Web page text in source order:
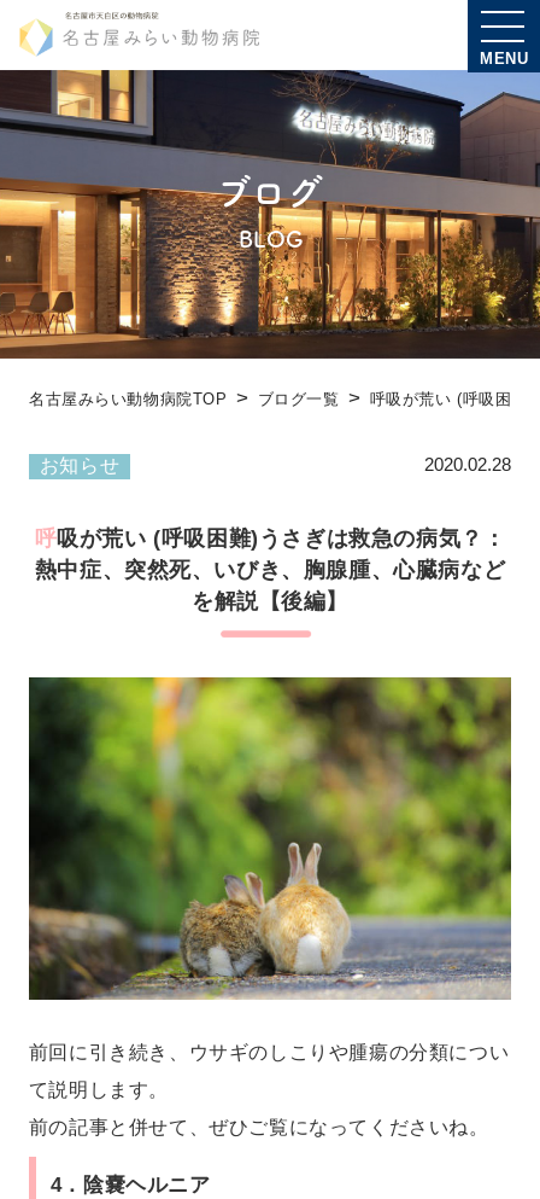
MENU
ブログ
BLOG
名古屋みらい動物病院TOP ブログ一覧 呼吸が荒い (呼吸困
お知らせ 2020.02.28
呼吸が荒い (呼吸困難)うさぎは救急の病気？：
熱中症、突然死、いびき、胸腺腫、心臓病など
を解説【後編】
前回に引き続き、ウサギのしこりや腫瘍の分類につい
て説明します。
前の記事と併せて、ぜひご覧になってくださいね。
4．陰嚢ヘルニア